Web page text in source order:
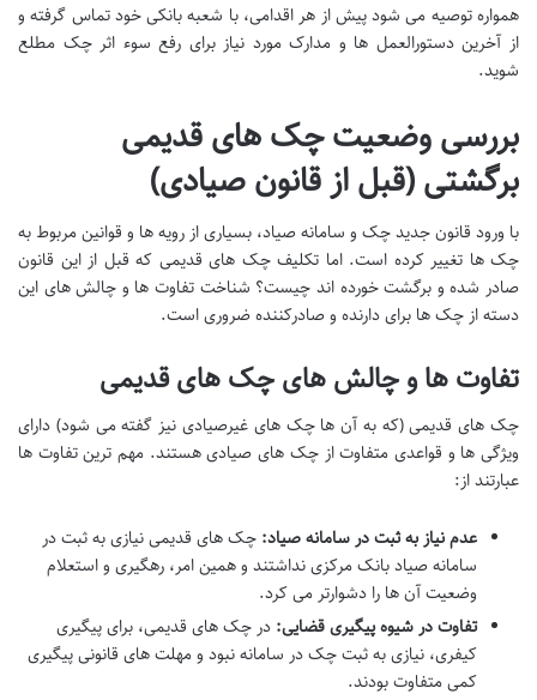
همواره توصیه می شود پیش از هر اقدامی، با شعبه بانکی خود تماس گرفته و
از آخرین دستورالعمل ها و مدارک مورد نیاز برای رفع سوء اثر چک مطلع
شوید.
بررسی وضعیت چک های قدیمی
برگشتی (قبل از قانون صیادی)
با ورود قانون جدید چک و سامانه صیاد، بسیاری از رویه ها و قوانین مربوط به
چک ها تغییر کرده است. اما تکلیف چک های قدیمی که قبل از این قانون
صادر شده و برگشت خورده اند چیست؟ شناخت تفاوت ها و چالش های این
دسته از چک ها برای دارنده و صادرکننده ضروری است.
تفاوت ها و چالش های چک های قدیمی
چک های قدیمی (که به آن ها چک های غیرصیادی نیز گفته می شود) دارای
ویژگی ها و قواعدی متفاوت از چک های صیادی هستند. مهم ترین تفاوت ها
عبارتند از:
عدم نیاز به ثبت در سامانه صیاد: چک های قدیمی نیازی به ثبت در
سامانه صیاد بانک مرکزی نداشتند و همین امر، رهگیری و استعلام
وضعیت آن ها را دشوارتر می کرد.
تفاوت در شیوه پیگیری قضایی: در چک های قدیمی، برای پیگیری
کیفری، نیازی به ثبت چک در سامانه نبود و مهلت های قانونی پیگیری
کمی متفاوت بودند.